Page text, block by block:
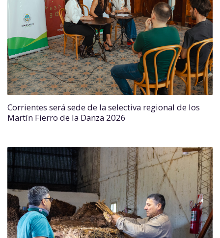
Corrientes será sede de la selectiva regional de los
Martín Fierro de la Danza 2026